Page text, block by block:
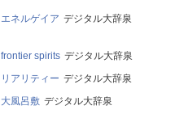
エネルゲイア デジタル大辞泉
frontier spirits デジタル大辞泉
リアリティー デジタル大辞泉
大風呂敷 デジタル大辞泉